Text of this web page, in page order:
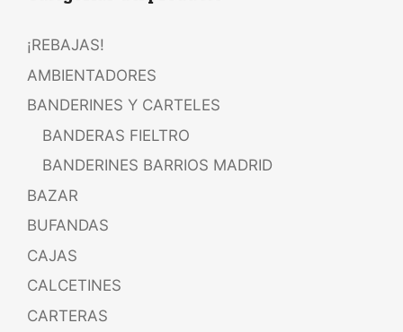
¡REBAJAS!
AMBIENTADORES
BANDERINES Y CARTELES
BANDERAS FIELTRO
BANDERINES BARRIOS MADRID
BAZAR
BUFANDAS
CAJAS
CALCETINES
CARTERAS